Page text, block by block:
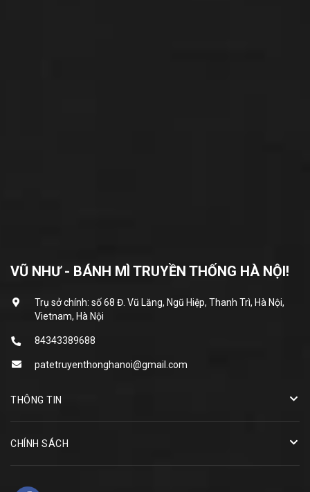
VŨ NHƯ - BÁNH MÌ TRUYỀN THỐNG HÀ NỘI!
Trụ sở chính: số 68 Đ. Vũ Lăng, Ngũ Hiệp, Thanh Trì, Hà Nội,
Vietnam, Hà Nội
84343389688
patetruyenthonghanoi@gmail.com
THÔNG TIN
CHÍNH SÁCH